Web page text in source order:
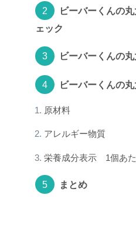
ビーバーくんの
ェック
ビーバーくんの
ビーバーくんの
原材料
アレルギー物質
栄養成分表示 1個あた
まとめ